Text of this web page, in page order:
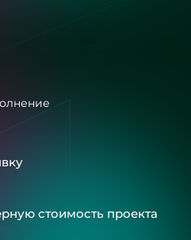
стоимость проекта